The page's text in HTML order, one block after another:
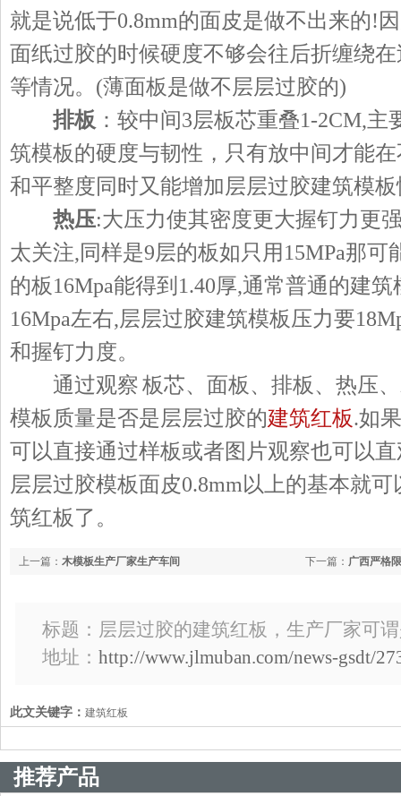
就是说低于0.8mm的面皮是做不出来的!
面纸过胶的时候硬度不够会往后折缠绕
等情况。(薄面板是做不层层过胶的)
排板 ：较中间3层板芯重叠1-2CM,
筑模板的硬度与韧性，只有放中间才能
和平整度同时又能增加层层过胶建筑模
热压:大压力使其密度更大握钉力更
太关注,同样是9层的板如只用15MPa那可
的板16Mpa能得到1.40厚,通常普通的建
16Mpa左右,层层过胶建筑模板压力要
和握钉力度。
通过观察 板芯、面板、排板、热压、
模板质量是否是层层过胶的建筑红板.如
可以直接通过样板或者图片观察也可以
层层过胶模板面皮0.8mm以上的基本就
筑红板了。
下一篇： 广西严格
上一篇： 木模板生产厂家生产车间
标题：层层过胶的建筑红板，生产厂家可
地址： http://www.jlmuban.com/news-gsdt/
此文关键字： 建筑红板
推荐产品